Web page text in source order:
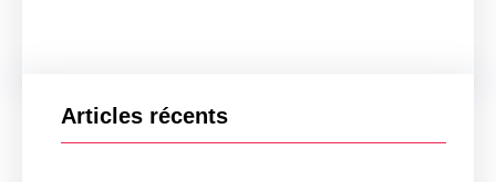
Articles récents